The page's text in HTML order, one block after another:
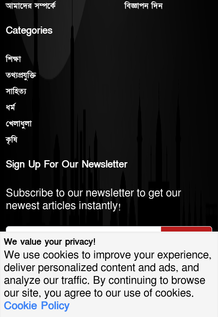
আমাদের সম্পর্কে
বিজ্ঞাপন দিন
Categories
শিক্ষা
তথ্যপ্রযুক্তি
সাহিত্য
ধর্ম
খেলাধুলা
কৃষি
Sign Up For Our Newsletter
Subscribe to our newsletter to get our
newest articles instantly!
© 2026 America Bangla LLC. All Rights
Reserved.
We value your privacy!
We use cookies to improve your experience,
deliver personalized content and ads, and
analyze our traffic. By continuing to browse
our site, you agree to our use of cookies.
Cookie Policy